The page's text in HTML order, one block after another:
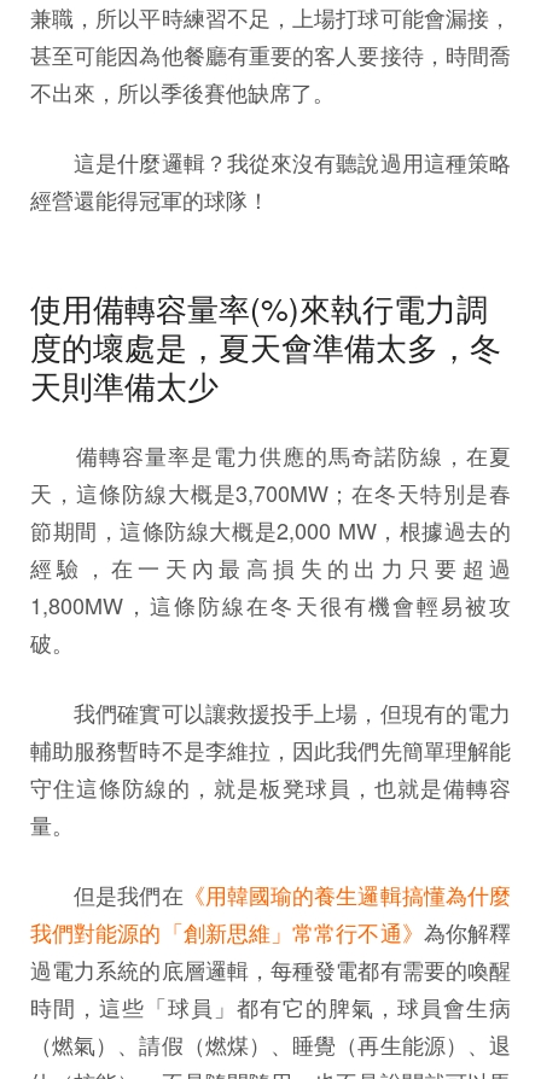
兼職，所以平時練習不足，上場打球可能會漏接，
甚至可能因為他餐廳有重要的客人要接待，時間喬
不出來，所以季後賽他缺席了。
這是什麼邏輯？我從來沒有聽說過用這種策略
經營還能得冠軍的球隊！
使用備轉容量率(%)來執行電力調
度的壞處是，夏天會準備太多，冬
天則準備太少
備轉容量率是電力供應的馬奇諾防線，在夏
天，這條防線大概是3,700MW；在冬天特別是春
節期間，這條防線大概是2,000 MW，根據過去的
經驗，在一天內最高損失的出力只要超過
1,800MW，這條防線在冬天很有機會輕易被攻
破。
我們確實可以讓救援投手上場，但現有的電力
輔助服務暫時不是李維拉，因此我們先簡單理解能
守住這條防線的，就是板凳球員，也就是備轉容
量。
但是我們在 《用韓國瑜的養生邏輯搞懂為什麼
我們對能源的「創新思維」常常行不通》 為你解釋
過電力系統的底層邏輯，每種發電都有需要的喚醒
時間，這些「球員」都有它的脾氣，球員會生病
（燃氣）、請假（燃煤）、睡覺（再生能源）、退